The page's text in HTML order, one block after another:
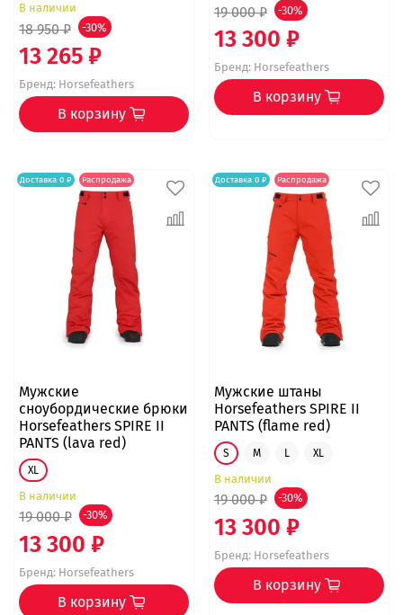
В наличии
18 950 ₽ -30%
13 265 ₽
Бренд:Horsefeathers
В корзину
19 000 ₽ -30%
13 300 ₽
Бренд:Horsefeathers
В корзину
Доставка 0 ₽ Распродажа
Мужские
сноубордические брюки
Horsefeathers SPIRE II
PANTS (lava red)
XL
В наличии
19 000 ₽ -30%
13 300 ₽
Бренд:Horsefeathers
В корзину
Доставка 0 ₽ Распродажа
Мужские штаны
Horsefeathers SPIRE II
PANTS (flame red)
S M L XL
В наличии
19 000 ₽ -30%
13 300 ₽
Бренд:Horsefeathers
В корзину